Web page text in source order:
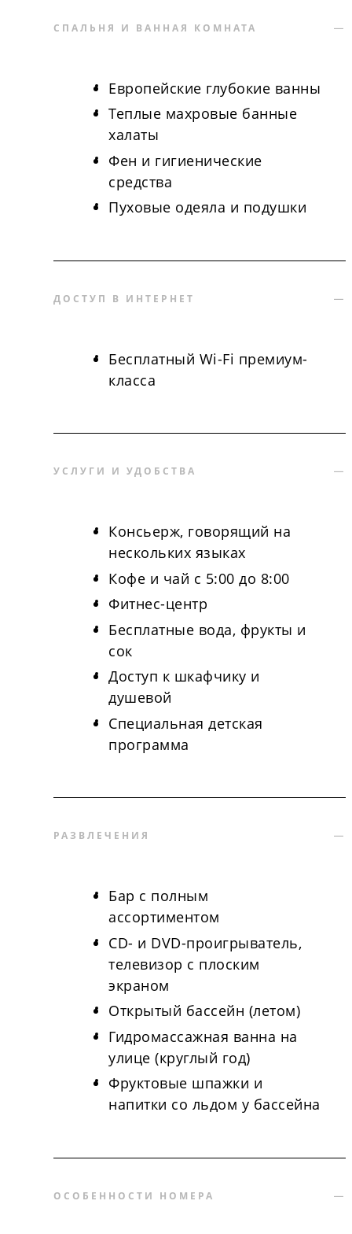
СПАЛЬНЯ И ВАННАЯ КОМНАТА
Европейские глубокие ванны
Теплые махровые банные
халаты
Фен и гигиенические
средства
Пуховые одеяла и подушки
ДОСТУП В ИНТЕРНЕТ
Бесплатный Wi-Fi премиум-
класса
УСЛУГИ И УДОБСТВА
Консьерж, говорящий на
нескольких языках
Кофе и чай с 5:00 до 8:00
Фитнес-центр
Бесплатные вода, фрукты и
сок
Доступ к шкафчику и
душевой
Специальная детская
программа
РАЗВЛЕЧЕНИЯ
Бар с полным
ассортиментом
CD- и DVD-проигрыватель,
телевизор с плоским
экраном
Открытый бассейн (летом)
Гидромассажная ванна на
улице (круглый год)
Фруктовые шпажки и
напитки со льдом у бассейна
ОСОБЕННОСТИ НОМЕРА